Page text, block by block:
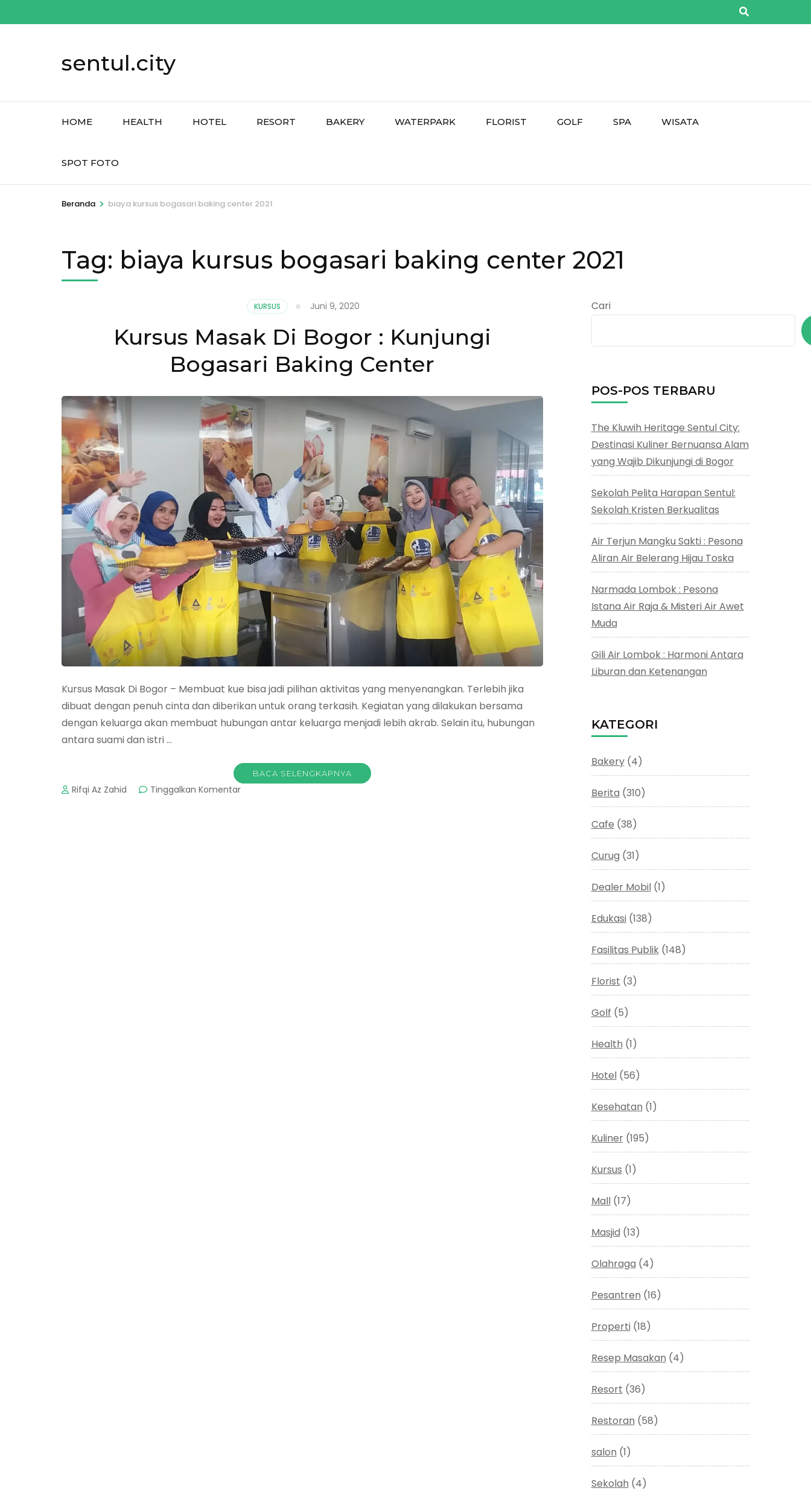
ke
sentul.city
HOME HEALTH HOTEL RESORT BAKERY WATERPARK FLORIST GOLF SPA WISATA
SPOT FOTO
Beranda > biaya kursus bogasari baking center 2021
Tag: biaya kursus bogasari baking center 2021
KURSUS Juni 9, 2020
Kursus Masak Di Bogor : Kunjungi
Bogasari Baking Center
Kursus Masak Di Bogor – Membuat kue bisa jadi pilihan aktivitas yang menyenangkan. Terlebih jika
dibuat dengan penuh cinta dan diberikan untuk orang terkasih. Kegiatan yang dilakukan bersama
dengan keluarga akan membuat hubungan antar keluarga menjadi lebih akrab. Selain itu, hubungan
antara suami dan istri …
BACA SELENGKAPNYA
Rifqi Az Zahid Tinggalkan Komentarpada
Cari
POS-POS TERBARU
The Kluwih Heritage Sentul City:
Destinasi Kuliner Bernuansa Alam
yang Wajib Dikunjungi di Bogor
Sekolah Pelita Harapan Sentul:
Sekolah Kristen Berkualitas
Air Terjun Mangku Sakti : Pesona
Aliran Air Belerang Hijau Toska
Narmada Lombok : Pesona
Istana Air Raja & Misteri Air Awet
Muda
Gili Air Lombok : Harmoni Antara
Liburan dan Ketenangan
KATEGORI
Bakery(4)
Berita (310)
Cafe (38)
Curug (31)
Dealer Mobil(1)
Edukasi(138)
Fasilitas Publik(148)
Florist (3)
Golf (5)
Health (1)
Hotel(56)
Kesehatan (1)
Kuliner(195)
Kursus (1)
Mall(17)
Masjid (13)
Olahraga (4)
Pesantren (16)
Properti(18)
Resep Masakan (4)
Resort (36)
Restoran (58)
salon (1)
Sekolah (4)